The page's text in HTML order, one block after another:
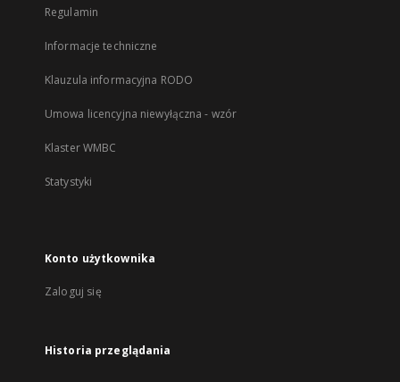
Regulamin
Informacje techniczne
Klauzula informacyjna RODO
Umowa licencyjna niewyłączna - wzór
Klaster WMBC
Statystyki
Konto użytkownika
Zaloguj się
Historia przeglądania